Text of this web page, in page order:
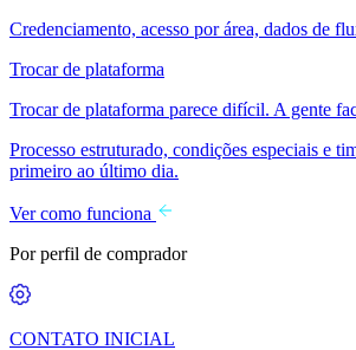
Credenciamento, acesso por área, dados de
Trocar de plataforma
Trocar de plataforma parece difícil. A gente
Processo estruturado, condições especiais e
primeiro ao último dia.
Ver como funciona
Por perfil de comprador
CONTATO INICIAL